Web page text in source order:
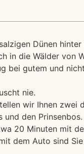
Dünen hinter
in die Wälder von
bei gutem und
nie.
wir Ihnen zwei
und den Prinsenbos.
20 Minuten mit
dem Auto sind